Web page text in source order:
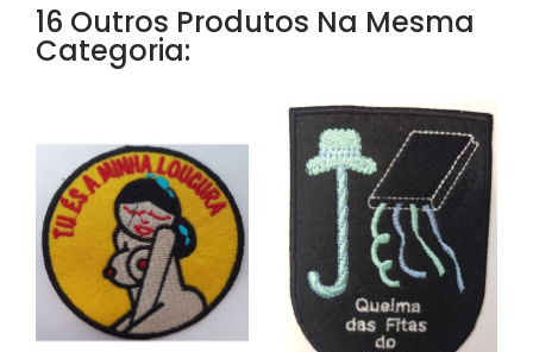
16 Outros Produtos Na Mesma
Categoria: